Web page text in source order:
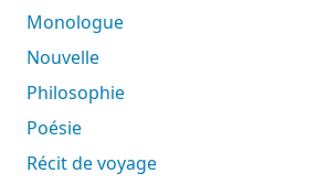
Monologue
Nouvelle
Philosophie
Poésie
Récit de voyage